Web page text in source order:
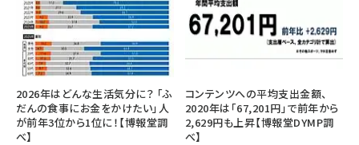
2026年はどんな生活気分に？ 「ふ
だんの食事にお金をかけたい」人
が前年3位から1位に！【博報堂調
べ】
コンテンツへの平均支出金額、
2020年は「67,201円」で前年から
2,629円も上昇【博報堂DYMP調
べ】